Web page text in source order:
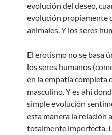
evolución del deseo,
evolución propiamente
animales. Y los seres
El erotismo no se basa
los seres humanos
en la empatía completa
masculino. Y es ahí
simple evolucíón
esta manera la relación
totalmente imperfecta.